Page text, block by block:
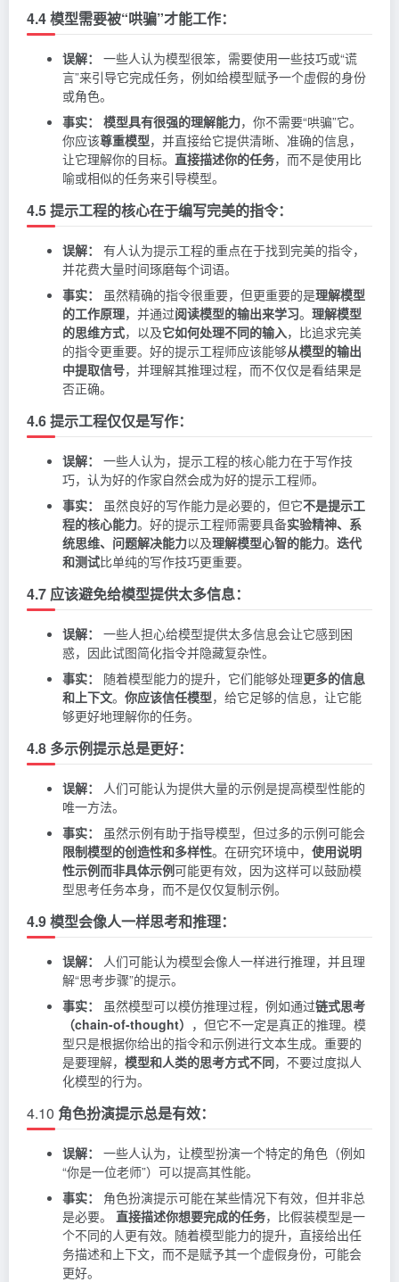
4.4 模型需要被“哄骗”才能工作：
误解：
一些人认为模型很笨，需要使用一些技巧或“谎
言”来引导它完成任务，例如给模型赋予一个虚假的身份
或角色。
事实：
模型具有很强的理解能力，你不需要“哄骗”它。
你应该尊重模型，并直接给它提供清晰、准确的信息，
让它理解你的目标。 直接描述你的任务，而不是使用比
喻或相似的任务来引导模型。
4.5 提示工程的核心在于编写完美的指令：
误解：
有人认为提示工程的重点在于找到完美的指令，
并花费大量时间琢磨每个词语。
事实：
虽然精确的指令很重要，但更重要的是理解模型
的工作原理，并通过阅读模型的输出来学习。 理解模型
的思维方式，以及它如何处理不同的输入，比追求完美
的指令更重要。好的提示工程师应该能够从模型的输出
中提取信号，并理解其推理过程，而不仅仅是看结果是
否正确。
4.6 提示工程仅仅是写作：
误解：
一些人认为，提示工程的核心能力在于写作技
巧，认为好的作家自然会成为好的提示工程师。
事实：
虽然良好的写作能力是必要的，但它不是提示工
程的核心能力。好的提示工程师需要具备实验精神、系
统思维、问题解决能力以及理解模型心智的能力。 迭代
和测试比单纯的写作技巧更重要。
4.7 应该避免给模型提供太多信息：
误解：
一些人担心给模型提供太多信息会让它感到困
惑，因此试图简化指令并隐藏复杂性。
事实：
随着模型能力的提升，它们能够处理更多的信息
和上下文。 你应该信任模型，给它足够的信息，让它能
够更好地理解你的任务。
4.8 多示例提示总是更好：
误解：
人们可能认为提供大量的示例是提高模型性能的
唯一方法。
事实：
虽然示例有助于指导模型，但过多的示例可能会
限制模型的创造性和多样性。在研究环境中， 使用说明
性示例而非具体示例可能更有效，因为这样可以鼓励模
型思考任务本身，而不是仅仅复制示例。
4.9 模型会像人一样思考和推理：
误解：
人们可能认为模型会像人一样进行推理，并且理
解“思考步骤”的提示。
事实：
虽然模型可以模仿推理过程，例如通过链式思考
（chain-of-thought） ，但它不一定是真正的推理。模
型只是根据你给出的指令和示例进行文本生成。重要的
是要理解， 模型和人类的思考方式不同，不要过度拟人
化模型的行为。
4.10 角色扮演提示总是有效：
误解：
一些人认为，让模型扮演一个特定的角色（例如
“你是一位老师”）可以提高其性能。
事实：
角色扮演提示可能在某些情况下有效，但并非总
是必要。 直接描述你想要完成的任务，比假装模型是一
个不同的人更有效。随着模型能力的提升，直接给出任
务描述和上下文，而不是赋予其一个虚假身份，可能会
更好。